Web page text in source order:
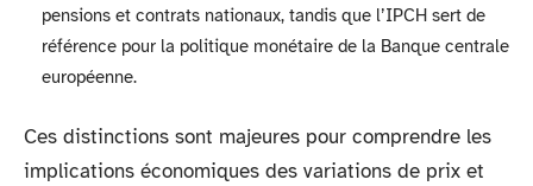
pensions et contrats nationaux, tandis que l’IPCH sert de
référence pour la politique monétaire de la Banque centrale
européenne.
Ces distinctions sont majeures pour comprendre les
implications économiques des variations de prix et